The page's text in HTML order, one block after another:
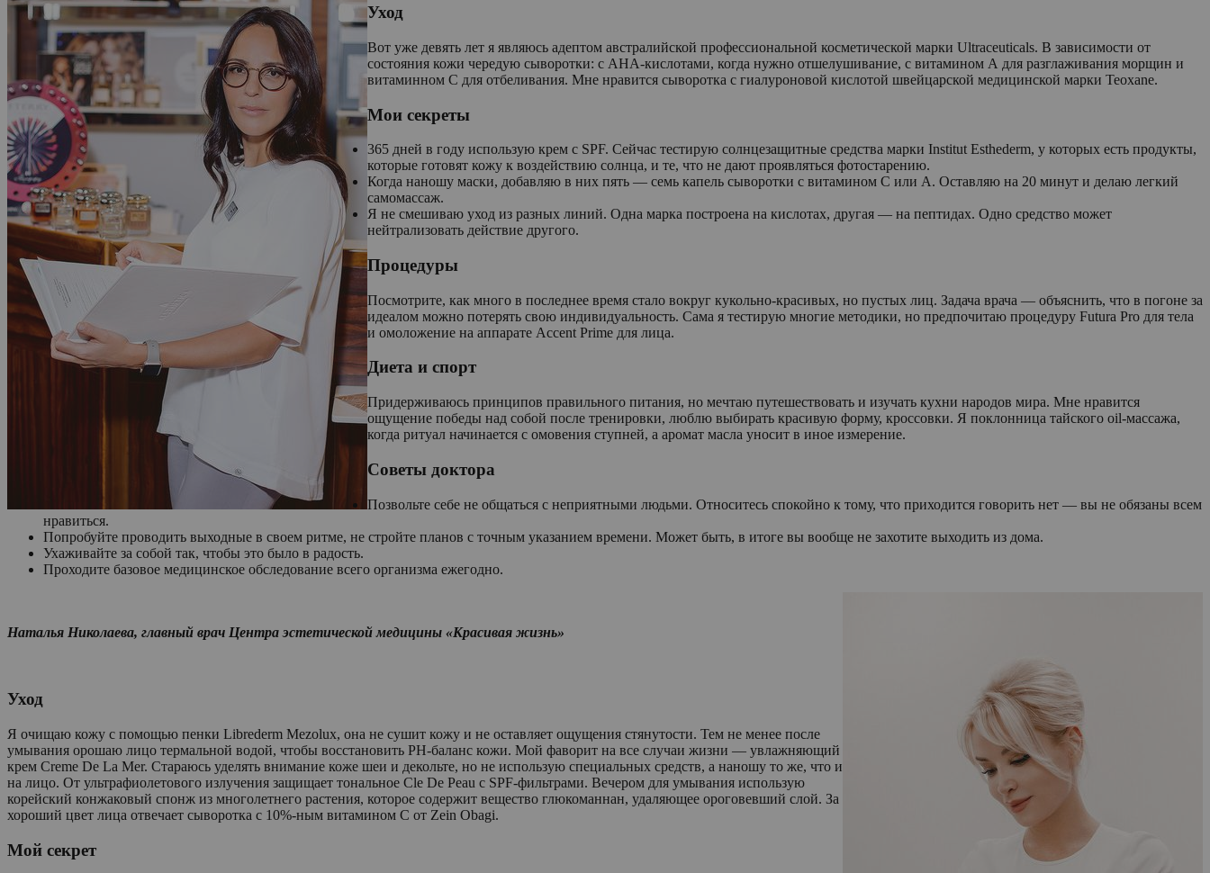
Уход
Вот уже девять лет я являюсь адептом австралийской профессиональной косметической марки Ultraceuticals. В зависимости от
состояния кожи чередую сыворотки: с AHA-кислотами, когда нужно отшелушивание, с витамином А для разглаживания морщин и
витаминном С для отбеливания. Мне нравится сыворотка с гиалуроновой кислотой швейцарской медицинской марки Teoxane.
Мои секреты
365 дней в году использую крем с SPF. Сейчас тестирую солнцезащитные средства марки Institut Esthederm, у которых есть продукты,
которые готовят кожу к воздействию солнца, и те, что не дают проявляться фотостарению.
Когда наношу маски, добавляю в них пять — семь капель сыворотки с витамином С или А. Оставляю на 20 минут и делаю легкий
самомассаж.
Я не смешиваю уход из разных линий. Одна марка построена на кислотах, другая — на пептидах. Одно средство может
нейтрализовать действие другого.
Процедуры
Посмотрите, как много в последнее время стало вокруг кукольно-красивых, но пустых лиц. Задача врача — объяснить, что в погоне за
идеалом можно потерять свою индивидуальность. Сама я тестирую многие методики, но предпочитаю процедуру Futura Pro для тела
и омоложение на аппарате Accent Prime для лица.
Диета и спорт
Придерживаюсь принципов правильного питания, но мечтаю путешествовать и изучать кухни народов мира. Мне нравится
ощущение победы над собой после тренировки, люблю выбирать красивую форму, кроссовки. Я поклонница тайского oil-массажа,
когда ритуал начинается с омовения ступней, а аромат масла уносит в иное измерение.
Советы доктора
Позвольте себе не общаться с неприятными людьми. Относитесь спокойно к тому, что приходится говорить нет — вы не обязаны всем
нравиться.
Попробуйте проводить выходные в своем ритме, не стройте планов с точным указанием времени. Может быть, в итоге вы вообще не захотите выходить из дома.
Ухаживайте за собой так, чтобы это было в радость.
Проходите базовое медицинское обследование всего организма ежегодно.
Наталья Николаева, главный врач Центра эстетической медицины «Красивая жизнь»
Уход
Я очищаю кожу с помощью пенки Librederm Mezolux, она не сушит кожу и не оставляет ощущения стянутости. Тем не менее после
умывания орошаю лицо термальной водой, чтобы восстановить PH-баланс кожи. Мой фаворит на все случаи жизни — увлажняющий
крем Crеme De La Mer. Стараюсь уделять внимание коже шеи и декольте, но не использую специальных средств, а наношу то же, что и
на лицо. От ультрафиолетового излучения защищает тональное Cle De Peau с SPF-фильтрами. Вечером для умывания использую
корейский конжаковый спонж из многолетнего растения, которое содержит вещество глюкоманнан, удаляющее ороговевший слой. За
хороший цвет лица отвечает сыворотка с 10%-ным витамином С от Zein Оbagi.
Мой секрет